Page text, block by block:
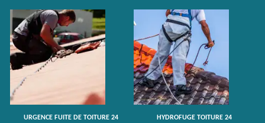
URGENCE FUITE DE TOITURE 24 HYDROFUGE TOITURE 24